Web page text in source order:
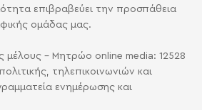
επιβραβεύει την προσπάθεια
ομάδας μας.
μέλους - Μητρώο online media: 12528
τηλεπικοινωνιών και
ενημέρωσης και